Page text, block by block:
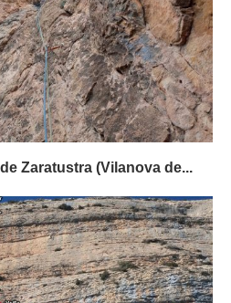
Zaratustra (Vilanova de...